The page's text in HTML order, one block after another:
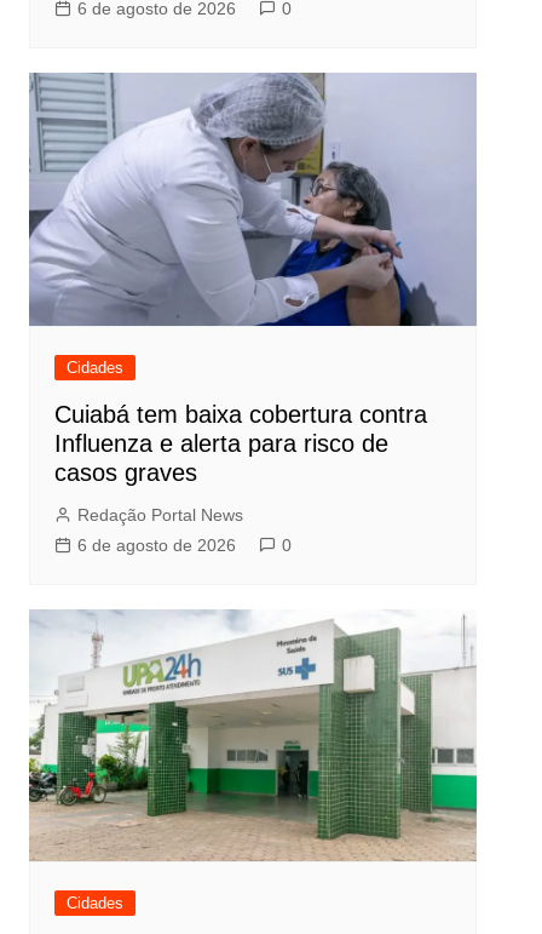
6 de agosto de 2026
0
Cidades
Cuiabá tem baixa cobertura contra
Influenza e alerta para risco de
casos graves
Redação Portal News
6 de agosto de 2026
0
Cidades